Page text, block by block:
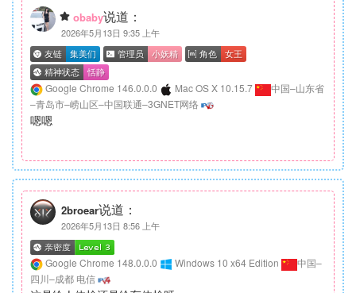
obaby说道：
2026年5月13日 9:35 上午
Google Chrome 146.0.0.0 Mac OS X 10.15.7
中国–山东省
–青岛市–崂山区–中国联通–3GNET网络
嗯嗯
2broear说道：
2026年5月13日 8:56 上午
Google Chrome 148.0.0.0 Windows 10 x64 Edition
中国–
四川–成都 电信